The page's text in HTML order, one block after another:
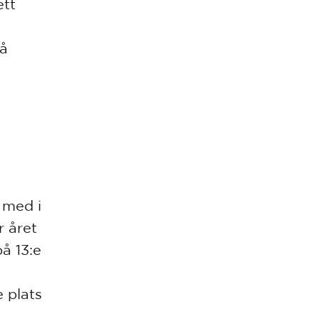
i
året
13:e
plats